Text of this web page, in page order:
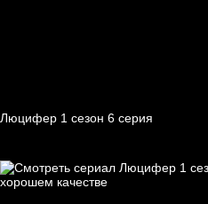
Люцифер 1 cезон 6 cерия